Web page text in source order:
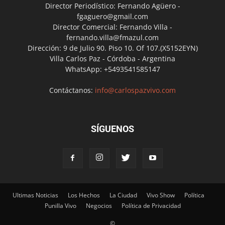
Director Periodístico: Fernando Agüero -
fgaguero@gmail.com
Director Comercial: Fernando Villa -
fernando.villa@fmazul.com
Dirección: 9 de Julio 90. Piso 10. Of 107.(X5152EYN)
Villa Carlos Paz - Córdoba - Argentina
WhatsApp: +5493541585147
Contáctanos: info@carlospazvivo.com
SÍGUENOS
Ultimas Noticias Los Hechos La Ciudad Vivo Show
Política
Punilla Vivo
Negocios Política de Privacidad
©